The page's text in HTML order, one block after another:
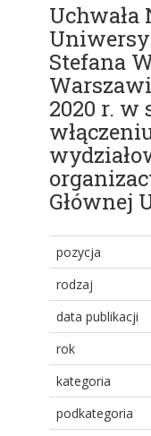
Uchwała
Stefana
2020 r.
Głównej
pozycja
rodzaj
data publikacji
rok
kategoria
podkategoria